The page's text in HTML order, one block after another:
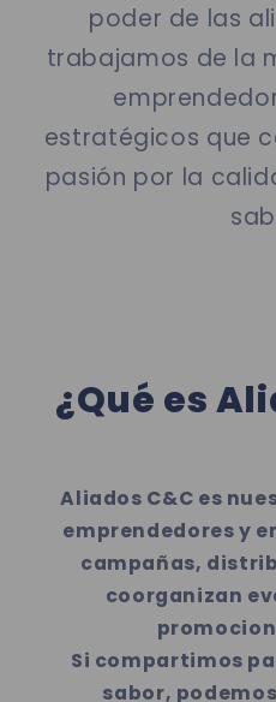
poder de las
trabajamos de la
estratégicos que
pasión por la
¿Qué es
Aliados C&C es
emprendedores y
campañas,
coorganizan
Si compartimos
sabor,